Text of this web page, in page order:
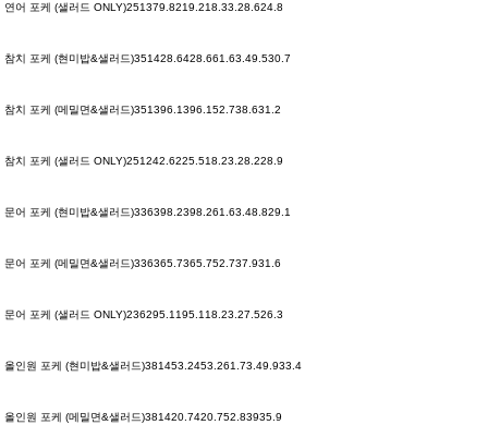
연어 포케 (샐러드 ONLY)251379.8219.218.33.28.624.8
참치 포케 (현미밥&샐러드)351428.6428.661.63.49.530.7
참치 포케 (메밀면&샐러드)351396.1396.152.738.631.2
참치 포케 (샐러드 ONLY)251242.6225.518.23.28.228.9
문어 포케 (현미밥&샐러드)336398.2398.261.63.48.829.1
문어 포케 (메밀면&샐러드)336365.7365.752.737.931.6
문어 포케 (샐러드 ONLY)236295.1195.118.23.27.526.3
올인원 포케 (현미밥&샐러드)381453.2453.261.73.49.933.4
올인원 포케 (메밀면&샐러드)381420.7420.752.83935.9